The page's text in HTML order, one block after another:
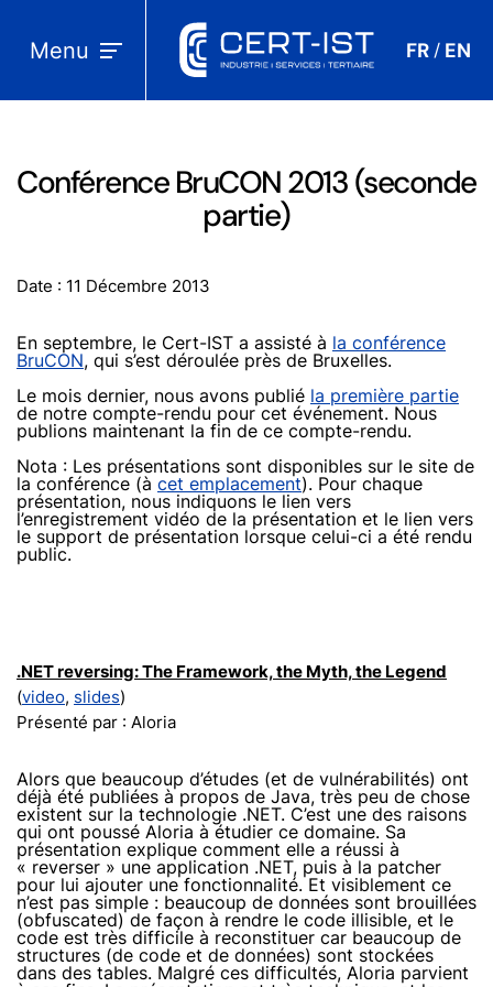
Menu FR / EN
Conférence BruCON 2013 (seconde
partie)
Date : 11 Décembre 2013
En septembre, le Cert-IST a assisté à la conférence
BruCON, qui s’est déroulée près de Bruxelles.
Le mois dernier, nous avons publié la première partie
de notre compte-rendu pour cet événement. Nous
publions maintenant la fin de ce compte-rendu.
Nota : Les présentations sont disponibles sur le site de
la conférence (à cet emplacement). Pour chaque
présentation, nous indiquons le lien vers
l’enregistrement vidéo de la présentation et le lien vers
le support de présentation lorsque celui-ci a été rendu
public.
.NET reversing: The Framework, the Myth, the Legend
(video, slides)
Présenté par : Aloria
Alors que beaucoup d’études (et de vulnérabilités) ont
déjà été publiées à propos de Java, très peu de chose
existent sur la technologie .NET. C’est une des raisons
qui ont poussé Aloria à étudier ce domaine. Sa
présentation explique comment elle a réussi à
« reverser » une application .NET, puis à la patcher
pour lui ajouter une fonctionnalité. Et visiblement ce
n’est pas simple : beaucoup de données sont brouillées
(obfuscated) de façon à rendre le code illisible, et le
code est très difficile à reconstituer car beaucoup de
structures (de code et de données) sont stockées
dans des tables. Malgré ces difficultés, Aloria parvient